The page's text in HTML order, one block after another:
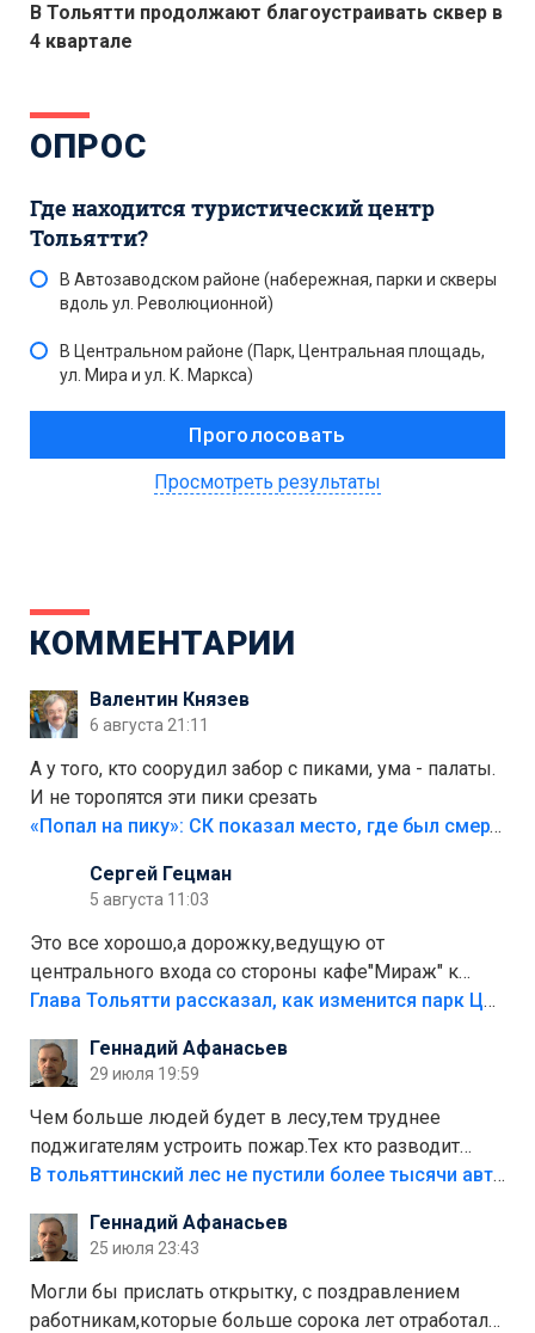
В Тольятти продолжают благоустраивать сквер в
4 квартале
ОПРОС
Где находится туристический центр
Тольятти?
В Автозаводском районе (набережная, парки и скверы
вдоль ул. Революционной)
В Центральном районе (Парк, Центральная площадь,
ул. Мира и ул. К. Маркса)
Просмотреть результаты
КОММЕНТАРИИ
Валентин Князев
6 августа 21:11
А у того, кто соорудил забор с пиками, ума - палаты.
И не торопятся эти пики срезать
«Попал на пику»: СК показал место, где был смертельно травмирован ребенок в Тольятти
Сергей Гецман
5 августа 11:03
Это все хорошо,а дорожку,ведущую от
центрального входа со стороны кафе"Мираж" к
аттракционам слабо доделать?А то бордюры
лежала в парке и испортилась.Да еще,видимо,часть
украли.
Глава Тольятти рассказал, как изменится парк Центрального района
Геннадий Афанасьев
29 июля 19:59
Чем больше людей будет в лесу,тем труднее
поджигателям устроить пожар.Тех кто разводит
костры,тех надо безбожно штрафовать.Камер полно
Штрафы мизерные.
В тольяттинский лес не пустили более тысячи автомобилей
Геннадий Афанасьев
25 июля 23:43
Могли бы прислать открытку, с поздравлением
работникам,которые больше сорока лет отработали